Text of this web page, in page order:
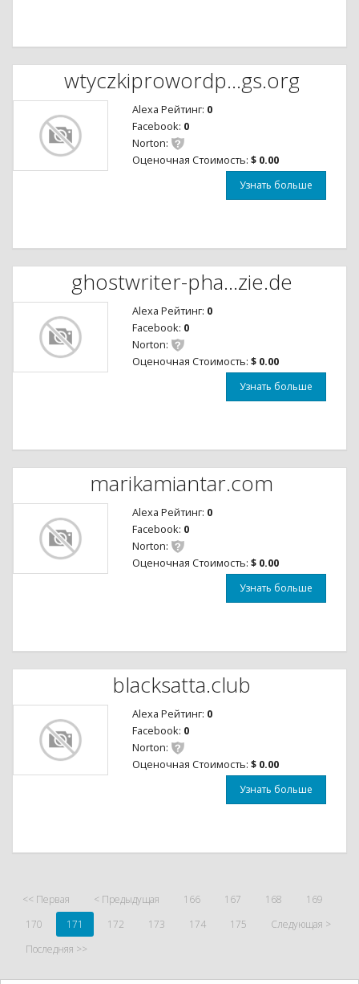
wtyczkiprowordp...gs.org
Alexa Рейтинг: 0
Facebook: 0
Norton:
Оценочная Стоимость: $ 0.00
Узнать больше
ghostwriter-pha...zie.de
Alexa Рейтинг: 0
Facebook: 0
Norton:
Оценочная Стоимость: $ 0.00
Узнать больше
marikamiantar.com
Alexa Рейтинг: 0
Facebook: 0
Norton:
Оценочная Стоимость: $ 0.00
Узнать больше
blacksatta.club
Alexa Рейтинг: 0
Facebook: 0
Norton:
Оценочная Стоимость: $ 0.00
Узнать больше
<< Первая < Предыдущая 166 167 168
169
170
171 172 173 174 175
Следующая >
Последняя >>